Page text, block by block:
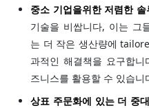
중소 기업을위한 저렴한
기술을 비쌉니다, 이는 그
는 더 작은 생산량에
과적인 해결책을 요구합
즈니스를 활용할 수 있습니
상표 주문화에 있는 더 중